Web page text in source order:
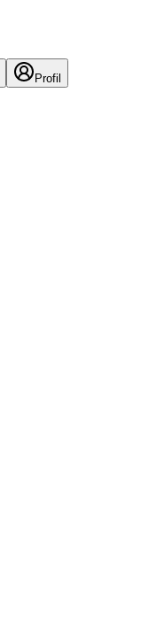
Profil